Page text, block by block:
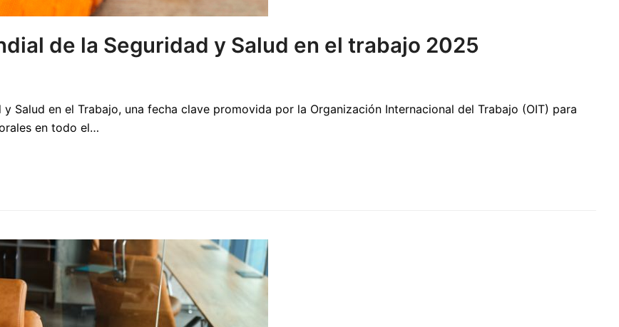
de la Seguridad y Salud en el trabajo 2025
Salud en el Trabajo, una fecha clave promovida por la Organización Internacional del Trabajo (OIT) para
en todo el…